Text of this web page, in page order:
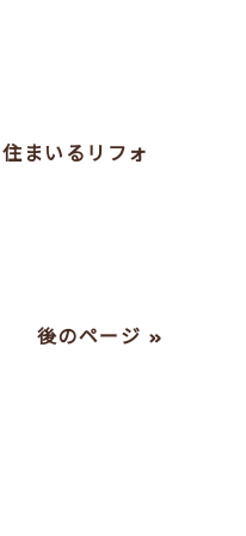
住まいるリフォ
後のページ »